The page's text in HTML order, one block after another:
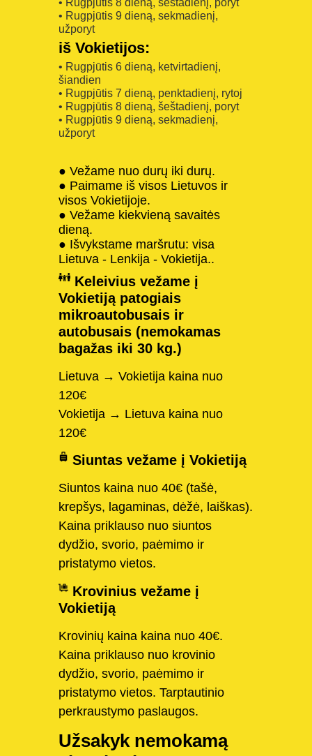
• Rugpjūtis 9 dieną, sekmadienį,
užporyt
iš Vokietijos:
• Rugpjūtis 6 dieną, ketvirtadienį,
šiandien
• Rugpjūtis 7 dieną, penktadienį, rytoj
• Rugpjūtis 8 dieną, šeštadienį, poryt
• Rugpjūtis 9 dieną, sekmadienį,
užporyt
● Vežame nuo durų iki durų.
● Paimame iš visos Lietuvos ir
visos Vokietijoje.
● Vežame kiekvieną savaitės
dieną.
● Išvykstame maršrutu: visa
Lietuva - Lenkija - Vokietija..
Keleivius vežame į
Vokietiją patogiais
mikroautobusais ir
autobusais (nemokamas
bagažas iki 30 kg.)
Lietuva → Vokietija kaina nuo
120€
Vokietija → Lietuva kaina nuo
120€
Siuntas vežame į Vokietiją
Siuntos kaina nuo 40€ (tašė,
krepšys, lagaminas, dėžė, laiškas).
Kaina priklauso nuo siuntos
dydžio, svorio, paėmimo ir
pristatymo vietos.
Krovinius vežame į
Vokietiją
Krovinių kaina kaina nuo 40€.
Kaina priklauso nuo krovinio
dydžio, svorio, paėmimo ir
pristatymo vietos. Tarptautinio
perkraustymo paslaugos.
Užsakyk nemokamą